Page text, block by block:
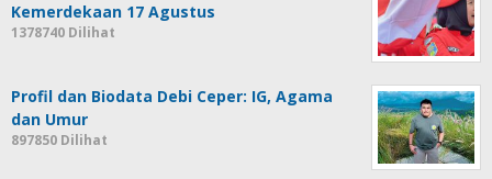
Kemerdekaan 17 Agustus
1378740 Dilihat
Profil dan Biodata Debi Ceper: IG, Agama
dan Umur
897850 Dilihat